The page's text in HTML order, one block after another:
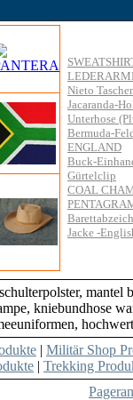
Nieto
Jacaranda-
Unterhose
Bermuda-
ENGLAND
Buck-
Gürtelclip
COAL
Jacke -
mantel
kniebundhose
| Militär Shop
| Trekking